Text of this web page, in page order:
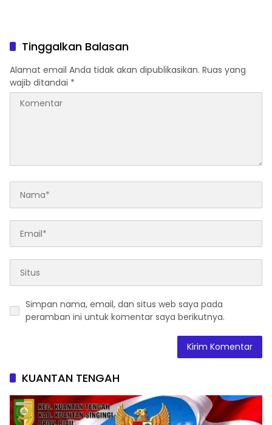
Tinggalkan Balasan
Alamat email Anda tidak akan dipublikasikan. Ruas yang
wajib ditandai *
Simpan nama, email, dan situs web saya pada
peramban ini untuk komentar saya berikutnya.
KUANTAN TENGAH